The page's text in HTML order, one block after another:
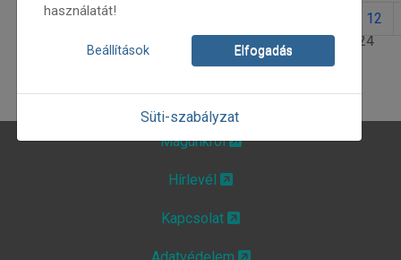
9. oldal / 24
4 12
használatát!
Beállítások Elfogadás
Süti-szabályzat
Magunkról
Hírlevél
Kapcsolat